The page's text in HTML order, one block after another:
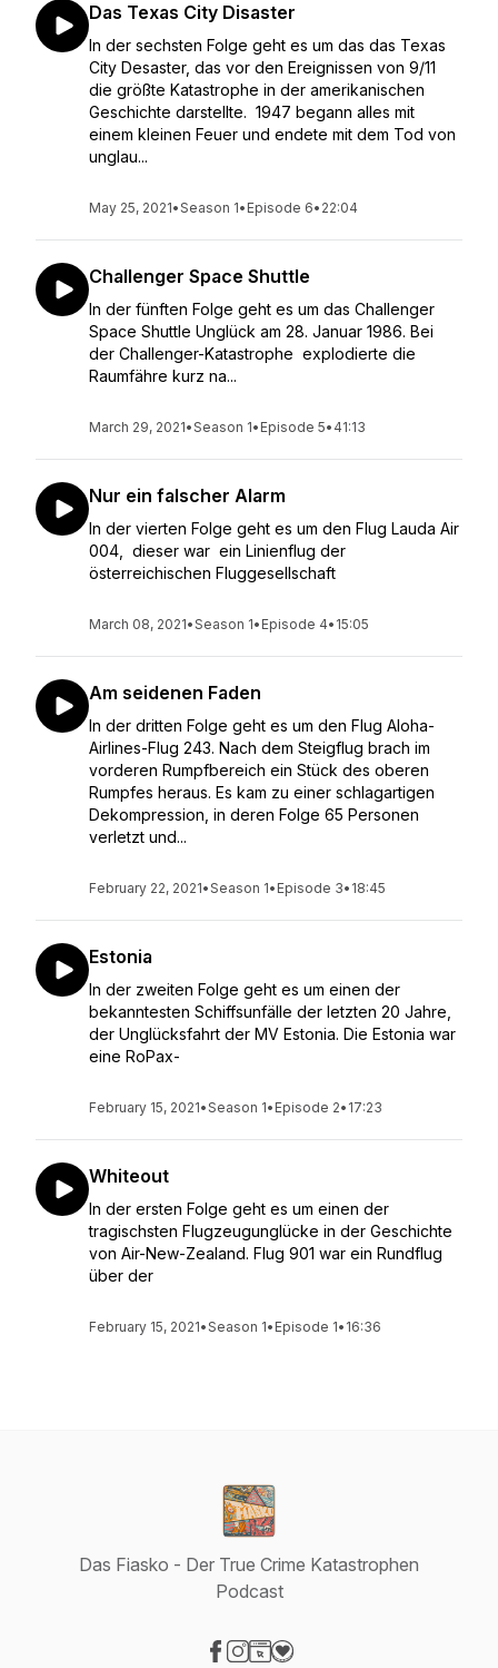
Das Texas City Disaster
In der sechsten Folge geht es um das das Texas
City Desaster, das vor den Ereignissen von 9/11
die größte Katastrophe in der amerikanischen
Geschichte darstellte. 1947 begann alles mit
einem kleinen Feuer und endete mit dem Tod von
unglau...
May 25, 2021•Season 1• Episode 6• 22:04
Challenger Space Shuttle
In der fünften Folge geht es um das Challenger
Space Shuttle Unglück am 28. Januar 1986. Bei
der Challenger-Katastrophe explodierte die
Raumfähre kurz na...
March 29, 2021•Season 1• Episode 5• 41:13
Nur ein falscher Alarm
In der vierten Folge geht es um den Flug Lauda Air
004, dieser war ein Linienflug der
österreichischen Fluggesellschaft
March 08, 2021•Season 1• Episode 4• 15:05
Am seidenen Faden
In der dritten Folge geht es um den Flug Aloha-
Airlines-Flug 243. Nach dem Steigflug brach im
vorderen Rumpfbereich ein Stück des oberen
Rumpfes heraus. Es kam zu einer schlagartigen
Dekompression, in deren Folge 65 Personen
verletzt und...
February 22, 2021•Season 1• Episode 3• 18:45
Estonia
In der zweiten Folge geht es um einen der
bekanntesten Schiffsunfälle der letzten 20 Jahre,
der Unglücksfahrt der MV Estonia. Die Estonia war
eine RoPax-
February 15, 2021•Season 1• Episode 2• 17:23
Whiteout
In der ersten Folge geht es um einen der
tragischsten Flugzeugunglücke in der Geschichte
von Air-New-Zealand. Flug 901 war ein Rundflug
über der
February 15, 2021•Season 1• Episode 1• 16:36
Das Fiasko - Der True Crime Katastrophen
Podcast